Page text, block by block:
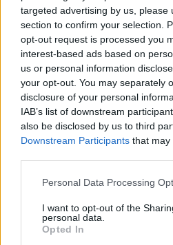
targeted advertising by us, please
section to confirm your selection.
opt-out request is processed you
interest-based ads based on
us or personal information
your opt-out. You may separately
disclosure of your personal
IAB’s list of downstream
also be disclosed by us to third
Downstream Participants that may
Personal Data Processing
I want to opt-out of the
personal data.
Opted In
TAGY historie Památník Antonína
Vysoká U Příbramě
Dvořákovo nábřeží bude opět
patřit Korzu Obora
V